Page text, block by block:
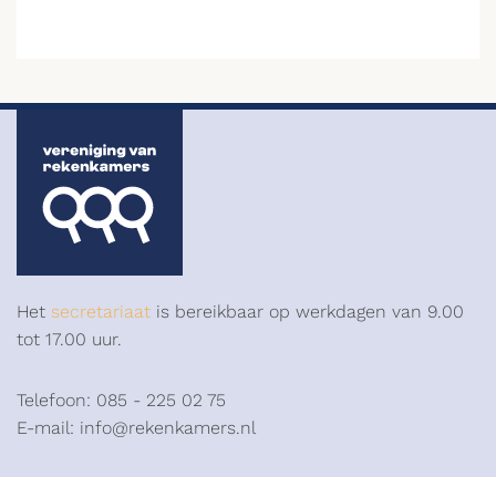
Het secretariaat is bereikbaar op werkdagen van 9.00
tot 17.00 uur.
Telefoon: 085 - 225 02 75
E-mail: info@rekenkamers.nl